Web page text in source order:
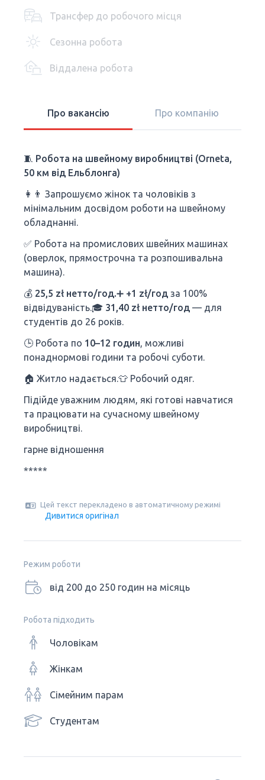
Трансфер до робочого місця
Сезонна робота
Віддалена робота
Про вакансію Про компанію
🧵 Робота на швейному виробництві (Orneta,
50 км від Ельблонга)
👩👨 Запрошуємо жінок та чоловіків з
мінімальним досвідом роботи на швейному
обладнанні.
✅ Робота на промислових швейних машинах
(оверлок, прямострочна та розпошивальна
машина).
💰 25,5 zł нетто/год.➕ +1 zł/год за 100%
відвідуваність.🎓 31,40 zł нетто/год — для
студентів до 26 років.
🕒 Робота по 10–12 годин, можливі
понаднормові години та робочі суботи.
🏠 Житло надається.👕 Робочий одяг.
Підійде уважним людям, які готові навчатися
та працювати на сучасному швейному
виробництві.
гарне відношення
*****
Цей текст перекладено в автоматичному режимі
Дивитися оригінал
Режим роботи
від 200 до 250 годин на місяць
Робота підходить
Чоловікам
Жінкам
Сімейним парам
Студентам